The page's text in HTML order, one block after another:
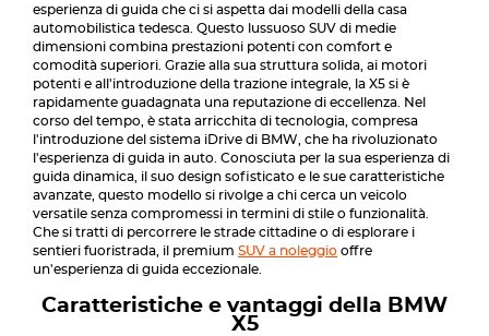
esperienza di guida che ci si aspetta dai modelli della casa
automobilistica tedesca. Questo lussuoso SUV di medie
dimensioni combina prestazioni potenti con comfort e
comodità superiori. Grazie alla sua struttura solida, ai motori
potenti e all'introduzione della trazione integrale, la X5 si è
rapidamente guadagnata una reputazione di eccellenza. Nel
corso del tempo, è stata arricchita di tecnologia, compresa
l'introduzione del sistema iDrive di BMW, che ha rivoluzionato
l'esperienza di guida in auto. Conosciuta per la sua esperienza di
guida dinamica, il suo design sofisticato e le sue caratteristiche
avanzate, questo modello si rivolge a chi cerca un veicolo
versatile senza compromessi in termini di stile o funzionalità.
Che si tratti di percorrere le strade cittadine o di esplorare i
sentieri fuoristrada, il premium SUV a noleggio offre
un'esperienza di guida eccezionale.
Caratteristiche e vantaggi della BMW
X5